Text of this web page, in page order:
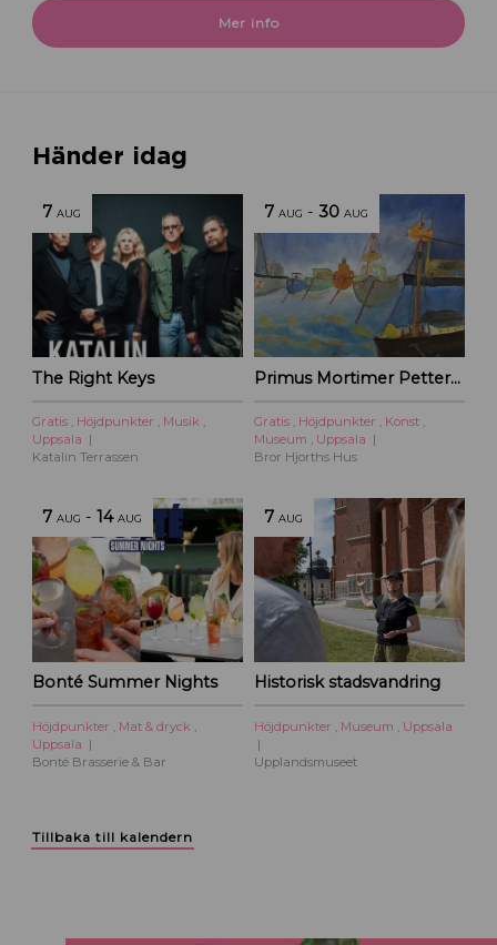
Mer info
Händer idag
7 AUG
The Right Keys
Gratis , Höjdpunkter , Musik ,
Uppsala
Katalin Terrassen
7 AUG -30 AUG
Primus Mortimer Pettersson
Gratis , Höjdpunkter , Konst ,
Museum , Uppsala
Bror Hjorths Hus
7 AUG -14 AUG
Bonté Summer Nights
Höjdpunkter Mat & dryck
Uppsala
Bonté Brasserie & Bar
7 AUG
Historisk stadsvandring
Höjdpunkter Museum Uppsala
Upplandsmuseet
Tillbaka till kalendern